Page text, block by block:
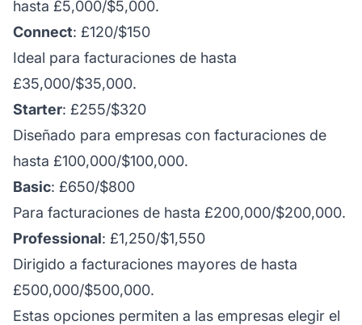
hasta £5,000/$5,000.
Connect: £120/$150
Ideal para facturaciones de hasta
£35,000/$35,000.
Starter: £255/$320
Diseñado para empresas con facturaciones de
hasta £100,000/$100,000.
Basic: £650/$800
Para facturaciones de hasta £200,000/$200,000.
Professional: £1,250/$1,550
Dirigido a facturaciones mayores de hasta
£500,000/$500,000.
Estas opciones permiten a las empresas elegir el